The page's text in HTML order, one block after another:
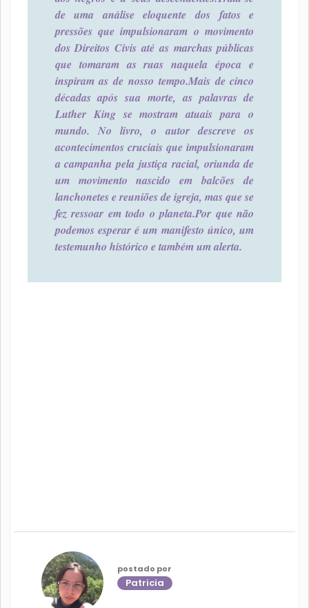
de uma análise eloquente dos fatos e
pressões que impulsionaram o movimento
dos Direitos Civis até as marchas públicas
que tomaram as ruas naquela época e
inspiram as de nosso tempo.Mais de cinco
décadas após sua morte, as palavras de
Luther King se mostram atuais para o
mundo. No livro, o autor descreve os
acontecimentos cruciais que impulsionaram
a campanha pela justiça racial, oriunda de
um movimento nascido em balcões de
lanchonetes e reuniões de igreja, mas que se
fez ressoar em todo o planeta.Por que não
podemos esperar é um manifesto único, um
testemunho histórico e também um alerta.
postado por
Patricia